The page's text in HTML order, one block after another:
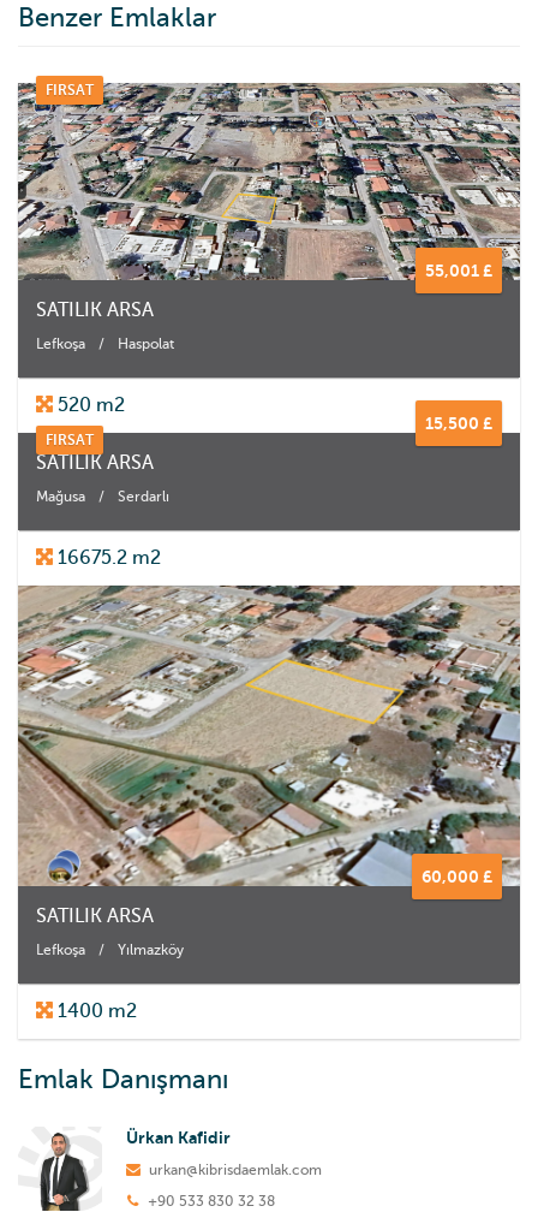
Benzer Emlaklar
FIRSAT
55,001 £
SATILIK ARSA
Lefkoşa / Haspolat
520 m2
FIRSAT
15,500 £
SATILIK ARSA
Mağusa / Serdarlı
16675.2 m2
60,000 £
SATILIK ARSA
Lefkoşa / Yılmazköy
1400 m2
Emlak Danışmanı
Ürkan Kafidir
urkan@kibrisdaemlak.com
+90 533 830 32 38